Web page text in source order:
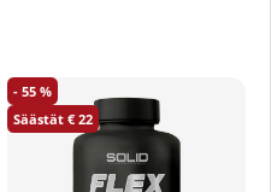
55
22